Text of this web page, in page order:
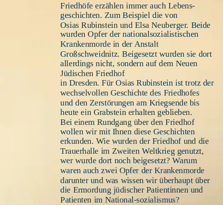
Friedhöfe erzählen immer auch Lebens-
geschichten. Zum Beispiel die von
Osias Rubinstein und Elsa Neuberger. Beide
wurden Opfer der nationalsozialistischen
Krankenmorde in der Anstalt
Großschweidnitz. Beigesetzt wurden sie dort
allerdings nicht, sondern auf dem Neuen
Jüdischen Friedhof
in Dresden. Für Osias Rubinstein ist trotz der
wechselvollen Geschichte des Friedhofes
und den Zerstörungen am Kriegsende bis
heute ein Grabstein erhalten geblieben.
Bei einem Rundgang über den Friedhof
wollen wir mit Ihnen diese Geschichten
erkunden. Wie wurden der Friedhof und die
Trauerhalle im Zweiten Weltkrieg genutzt,
wer wurde dort noch beigesetzt? Warum
waren auch zwei Opfer der Krankenmorde
darunter und was wissen wir überhaupt über
die Ermordung jüdischer Patientinnen und
Patienten im National-sozialismus?